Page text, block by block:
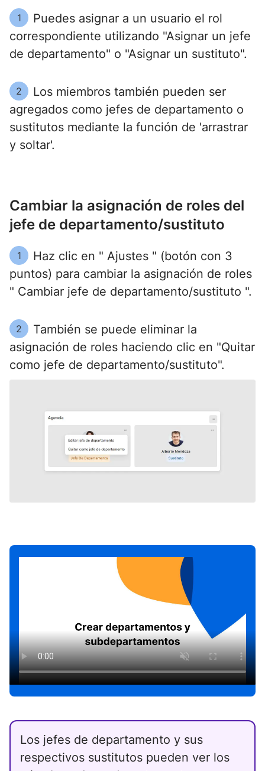
1
Puedes asignar a un usuario el rol
correspondiente utilizando "Asignar un jefe
de departamento" o "Asignar un sustituto".
2
Los miembros también pueden ser
agregados como jefes de departamento o
sustitutos mediante la función de 'arrastrar
y soltar'.
Cambiar la asignación de roles del
jefe de departamento/sustituto
1
Haz clic en " Ajustes " (botón con 3
puntos) para cambiar la asignación de roles
" Cambiar jefe de departamento/sustituto ".
2
También se puede eliminar la
asignación de roles haciendo clic en "Quitar
como jefe de departamento/sustituto".
Los jefes de departamento y sus
respectivos sustitutos pueden ver los